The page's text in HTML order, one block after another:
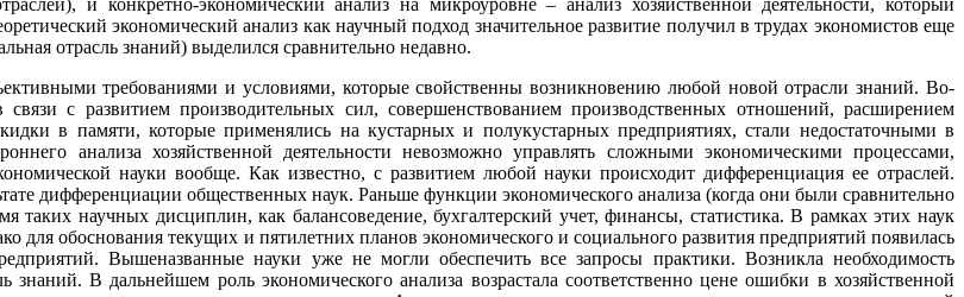
экономический анализ как научный подход значительное развитие получил в трудах экономистов еще
отрасль знаний) выделился сравнительно недавно.
требованиями и условиями, которые свойственны возникновению любой новой отрасли знаний. Во-
с развитием производительных сил, совершенствованием производственных отношений, расширением
в памяти, которые применялись на кустарных и полукустарных предприятиях, стали недостаточными в
анализа хозяйственной деятельности невозможно управлять сложными экономическими процессами,
науки вообще. Как известно, с развитием любой науки происходит дифференциация ее отраслей.
дифференциации общественных наук. Раньше функции экономического анализа (когда они были сравнительно
научных дисциплин, как балансоведение, бухгалтерский учет, финансы, статистика. В рамках этих наук
для обоснования текущих и пятилетних планов экономического и социального развития предприятий появилась
Вышеназванные науки уже не могли обеспечить все запросы практики. Возникла необходимость
знаний. В дальнейшем роль экономического анализа возрастала соответственно цене ошибки в хозяйственной